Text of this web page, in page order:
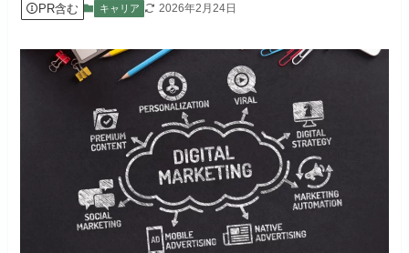
PR含む キャリア 2026年2月24日